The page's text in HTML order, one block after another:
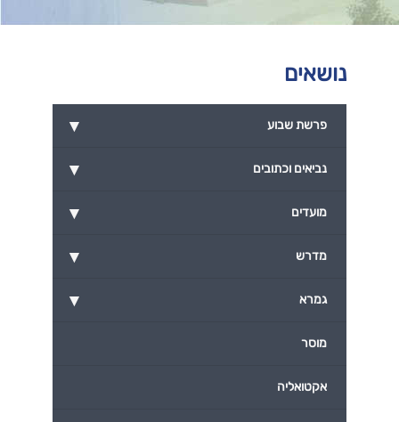
נושאים
▾ פרשת שבוע
▾ נביאים וכתובים
▾ מועדים
▾ מדרש
▾ גמרא
מוסר
אקטואליה